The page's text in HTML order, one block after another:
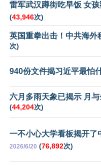
雷军武汉蹲街吃早饭 女
(43,946次)
英国重拳出击！中共海外
次)
940份文件揭习近平最怕
六月多雨天象已揭示 月
(44,204次)
一不小心大学看板揭开了
2026/6/20 (76,892次)